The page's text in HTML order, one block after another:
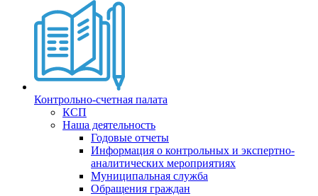
Контрольно-счетная палата
КСП
Наша деятельность
Годовые отчеты
Информация о контрольных и экспертно-
аналитических мероприятиях
Муниципальная служба
Обращения граждан